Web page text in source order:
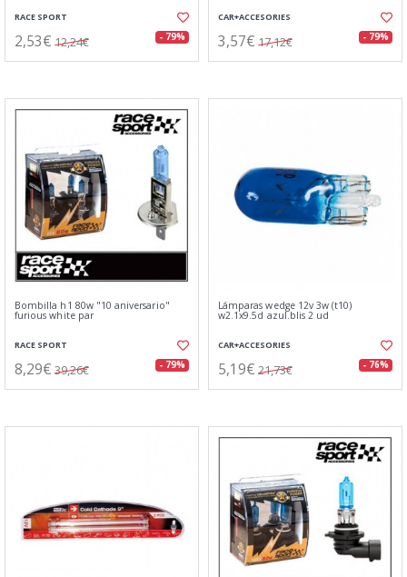
RACE SPORT
2,53€ 12,24€ - 79%
CAR+ACCESORIES
3,57€ 17,12€ - 79%
Bombilla h1 80w "10 aniversario"
furious white par
RACE SPORT
8,29€ 39,26€ - 79%
Lámparas wedge 12v 3w (t10)
w2.1x9.5d azul.blis 2 ud
CAR+ACCESORIES
5,19€ 21,73€ - 76%